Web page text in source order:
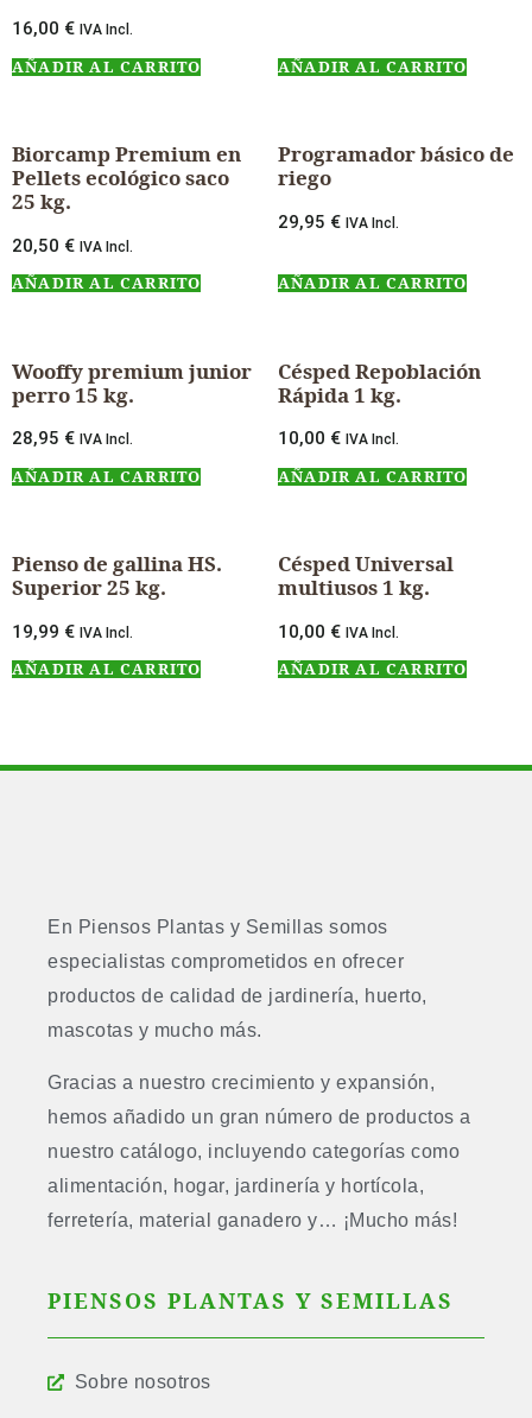
16,00 € IVA Incl.
AÑADIR AL CARRITO AÑADIR AL CARRITO
Biorcamp Premium en
Pellets ecológico saco
25 kg.
20,50 € IVA Incl.
AÑADIR AL CARRITO
Programador básico de
riego
29,95 € IVA Incl.
AÑADIR AL CARRITO
Wooffy premium junior
perro 15 kg.
28,95 € IVA Incl.
AÑADIR AL CARRITO
Césped Repoblación
Rápida 1 kg.
10,00 € IVA Incl.
AÑADIR AL CARRITO
Pienso de gallina HS.
Superior 25 kg.
19,99 € IVA Incl.
AÑADIR AL CARRITO
Césped Universal
multiusos 1 kg.
10,00 € IVA Incl.
AÑADIR AL CARRITO
En Piensos Plantas y Semillas somos
especialistas comprometidos en ofrecer
productos de calidad de jardinería, huerto,
mascotas y mucho más.
Gracias a nuestro crecimiento y expansión,
hemos añadido un gran número de productos a
nuestro catálogo, incluyendo categorías como
alimentación, hogar, jardinería y hortícola,
ferretería, material ganadero y… ¡Mucho más!
PIENSOS PLANTAS Y SEMILLAS
Sobre nosotros